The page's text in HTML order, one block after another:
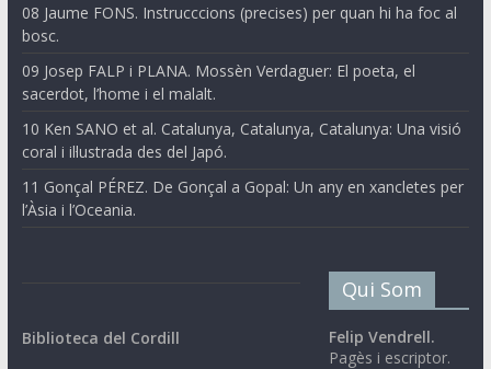
08 Jaume FONS. Instrucccions (precises) per quan hi ha foc al
bosc.
09 Josep FALP i PLANA. Mossèn Verdaguer: El poeta, el
sacerdot, l’home i el malalt.
10 Ken SANO et al. Catalunya, Catalunya, Catalunya: Una visió
coral i il·lustrada des del Japó.
11 Gonçal PÉREZ. De Gonçal a Gopal: Un any en xancletes per
l’Àsia i l’Oceania.
Biblioteca del Cordill
Qui Som
Felip Vendrell.
Pagès i escriptor.